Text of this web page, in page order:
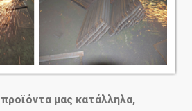
μας κατάλληλα,